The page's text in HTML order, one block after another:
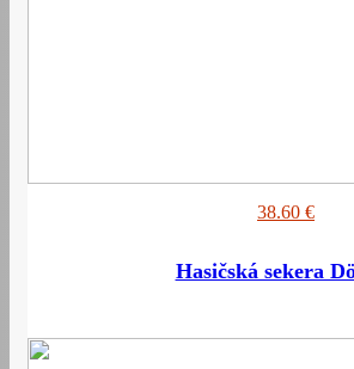
38.60 €
Hasičská sekera